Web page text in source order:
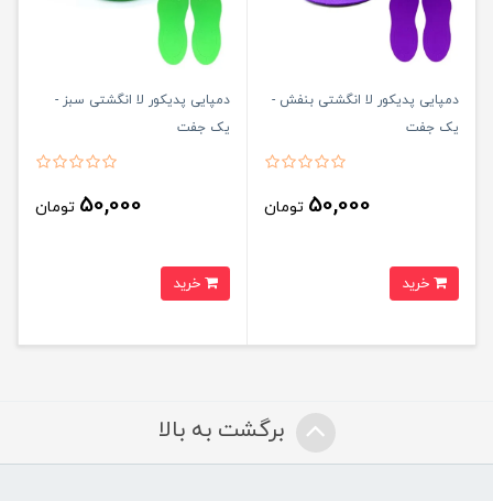
دمپایی پدیکور لا انگشتی بنفش -
یک جفت
50,000 تومان
دمپایی پدیکور لا انگشتی سبز -
یک جفت
50,000 تومان
برگشت به بالا